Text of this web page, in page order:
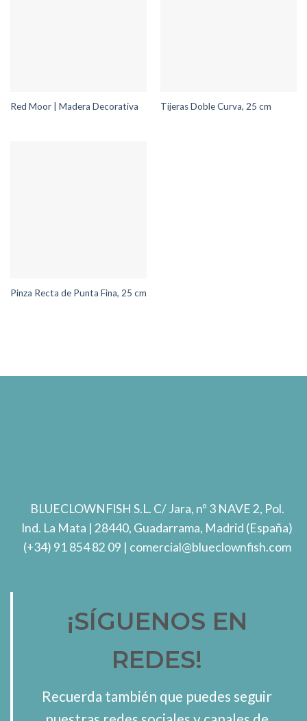
Red Moor | Madera Decorativa Tijeras Doble Curva, 25 cm
Pinza Recta de Punta Fina, 25 cm
BLUECLOWNFISH S.L. C/ Jara, nº 3 NAVE 2, Pol.
Ind. La Mata | 28440, Guadarrama, Madrid (España)
(+34) 91 854 82 09 | comercial@blueclownfish.com
¡SÍGUENOS EN
REDES!
Recuerda también que puedes seguir